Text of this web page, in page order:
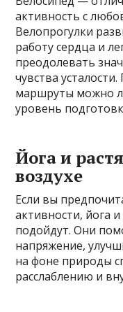
активность с
Велопрогулки
работу сердца и
преодолевать
чувства
маршруты можно
уровень
Йога и
воздухе
Если вы
активности, йога
подойдут. Они
напряжение,
на фоне природы
расслаблению и